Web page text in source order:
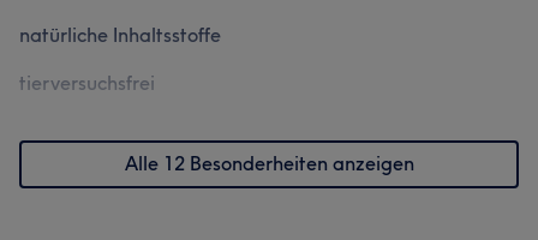
natürliche Inhaltsstoffe
tierversuchsfrei
Alle 12 Besonderheiten anzeigen